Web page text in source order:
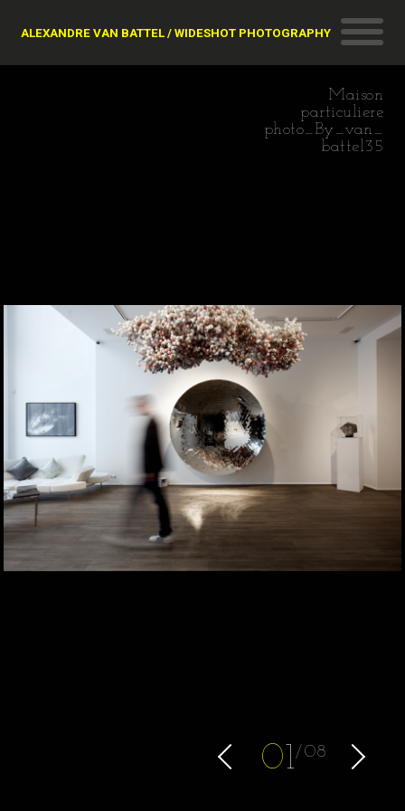
ALEXANDRE VAN BATTEL / WIDESHOT PHOTOGRAPHY
Maison
particuliere
photo_By_van_
battel35
01 08